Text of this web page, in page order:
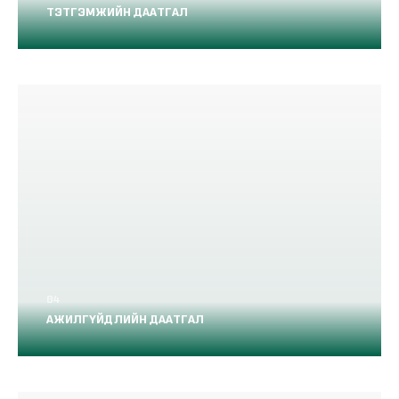
ТЭТГЭМЖИЙН ДААТГАЛ
АЖИЛГҮЙДЛИЙН ДААТГАЛ